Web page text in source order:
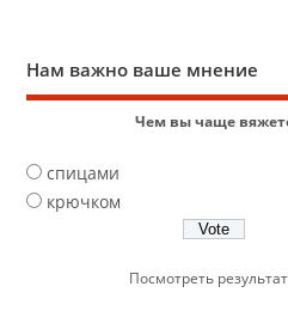
Нам важно ваше мнение
Чем вы чаще
спицами
крючком
Посмотреть